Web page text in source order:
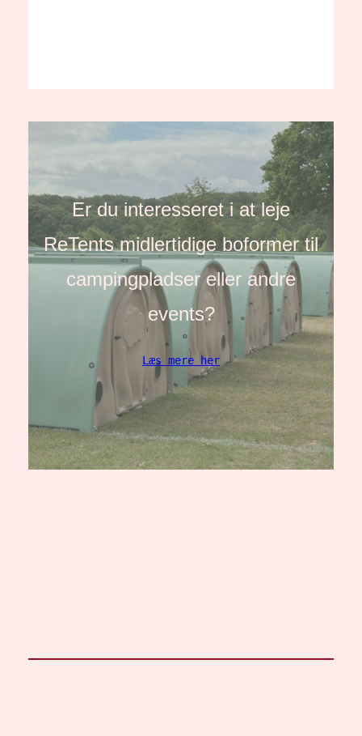
Er du interesseret i at leje
ReTents midlertidige boformer til
campingpladser eller andre
events?
Læs mere her